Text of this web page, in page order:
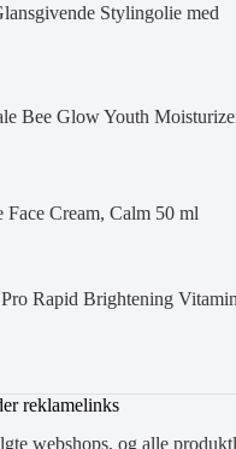
Stylingolie med
Bee Glow Youth
Face Cream, Calm 50 ml
Rapid Brightening
reklamelinks
webshops, og alle